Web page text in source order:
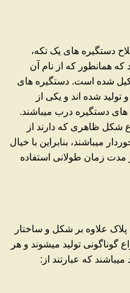
دستگیره های یک تکه،
همانطور که از نام آن
شده است. دستگیره های
شده اند و یکی از
های دستگیره درب میباشند.
شکل ظاهری که دارند از
میباشند، بنابراین با خیال
مدت زمان طولانی استفاده
علاوه بر شکل و ساختار
گوناگونی تولید میشوند و هر
که عبارتند از: